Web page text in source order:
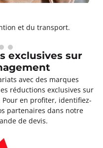
et du transport.
exclusives sur
avec des marques
réductions exclusives sur
Pour en profiter, identifiez-
partenaires dans notre
de devis.